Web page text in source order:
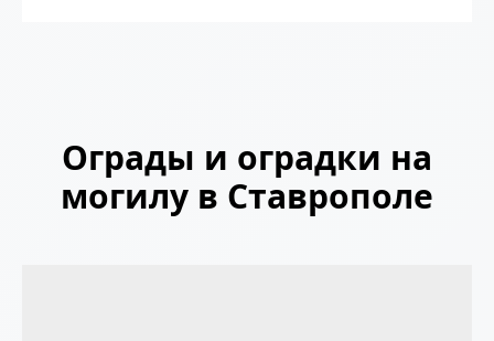
Ограды и оградки на
могилу в Ставрополе